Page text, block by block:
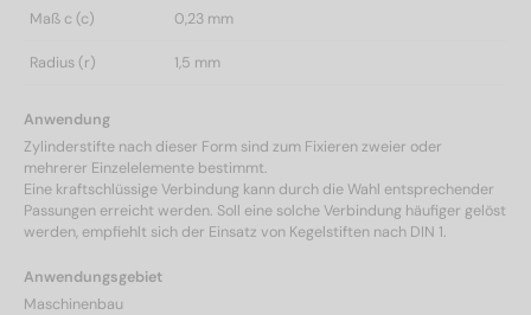
Maß c (c) 0,23 mm
Radius (r) 1,5 mm
Anwendung
Zylinderstifte nach dieser Form sind zum Fixieren zweier oder
mehrerer Einzelelemente bestimmt.
Eine kraftschlüssige Verbindung kann durch die Wahl entsprechender
Passungen erreicht werden. Soll eine solche Verbindung häufiger gelöst
werden, empfiehlt sich der Einsatz von Kegelstiften nach DIN 1.
Anwendungsgebiet
Maschinenbau